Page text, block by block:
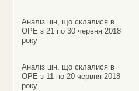
Аналіз цін, що склалися в
ОРЕ з 21 по 30 червня 2018
року
Аналіз цін, що склалися в
ОРЕ з 11 по 20 червня 2018
року